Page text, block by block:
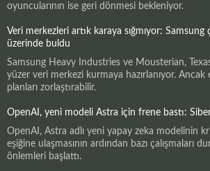
oyuncularının ise geri dönmesi bekleniyor.
Veri merkezleri artık karaya sığmıyor:
üzerinde buldu
Samsung Heavy Industries ve Mousterian,
yüzer veri merkezi kurmaya hazırlanıyor.
planları zorlaştırabilir.
OpenAI, yeni modeli Astra için frene bastı: Siber
OpenAI, Astra adlı yeni yapay zeka modelinin
eşiğine ulaşmasının ardından bazı çalışmaları
önlemleri başlattı.